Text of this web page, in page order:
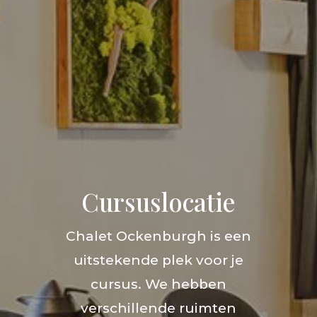
Cursuslocatie
Chalet Ockenburgh is een
uitstekende plek voor je
cursus. We hebben
verschillende ruimten